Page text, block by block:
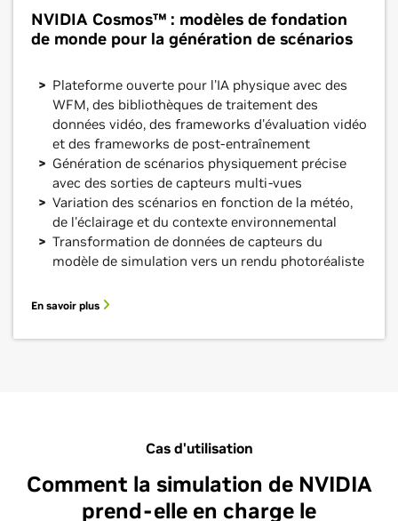
NVIDIA Cosmos™ : modèles de fondation
de monde pour la génération de scénarios
Plateforme ouverte pour l'IA physique avec des
WFM, des bibliothèques de traitement des
données vidéo, des frameworks d'évaluation vidéo
et des frameworks de post-entraînement
Génération de scénarios physiquement précise
avec des sorties de capteurs multi-vues
Variation des scénarios en fonction de la météo,
de l'éclairage et du contexte environnemental
Transformation de données de capteurs du
modèle de simulation vers un rendu photoréaliste
En savoir plus
Cas d'utilisation
Comment la simulation de NVIDIA
prend-elle en charge le